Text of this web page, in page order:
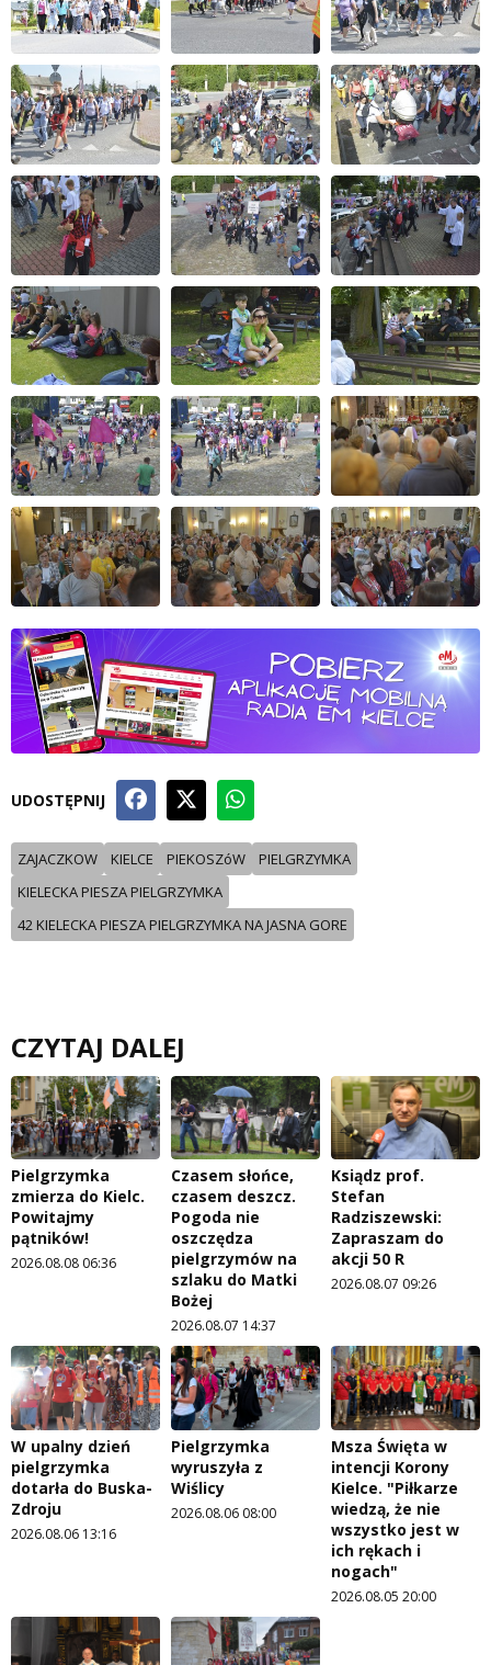
UDOSTĘPNIJ
ZAJACZKOW KIELCE PIEKOSZóW
PIELGRZYMKA
KIELECKA PIESZA PIELGRZYMKA
42 KIELECKA PIESZA PIELGRZYMKA NA JASNA GORE
CZYTAJ DALEJ
Pielgrzymka
zmierza do Kielc.
Powitajmy
pątników!
2026.08.08 06:36
Czasem słońce,
czasem deszcz.
Pogoda nie
oszczędza
pielgrzymów na
szlaku do Matki
Bożej
2026.08.07 14:37
Ksiądz prof.
Stefan
Radziszewski:
Zapraszam do
akcji 50 R
2026.08.07 09:26
W upalny dzień
pielgrzymka
dotarła do Buska-
Zdroju
2026.08.06 13:16
Pielgrzymka
wyruszyła z
Wiślicy
2026.08.06 08:00
Msza Święta w
intencji Korony
Kielce. "Piłkarze
wiedzą, że nie
wszystko jest w
ich rękach i
nogach"
2026.08.05 20:00